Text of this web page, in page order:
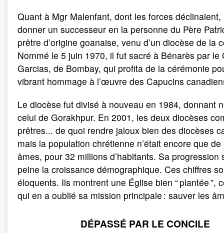
Quant à Mgr Malenfant, dont les forces déclinaient,
donner un successeur en la personne du Père
prêtre d’origine goanaise, venu d’un diocèse de la
Nommé le 5 juin 1970, il fut sacré à Bénarès par le
Garcias, de Bombay, qui profita de la cérémonie
vibrant hommage à l’œuvre des Capucins
Le diocèse fut divisé à nouveau en 1984, donnant
celui de Gorakhpur. En 2001, les deux diocèses
prêtres... de quoi rendre jaloux bien des diocèses
mais la population chrétienne n’était encore que
âmes, pour 32 millions d’habitants. Sa progression
peine la croissance démographique. Ces chiffres
éloquents. Ils montrent une Église bien “ plantée ”,
qui en a oublié sa mission principale : sauver les
DÉPASSÉ PAR LE CONCILE